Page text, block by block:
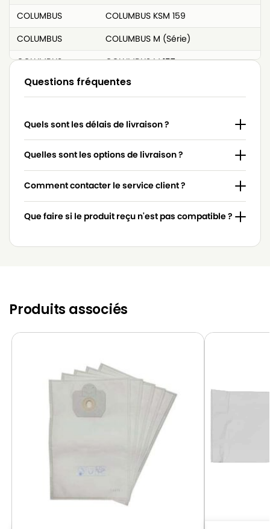
COLUMBUS
COLUMBUS KSM 159
COLUMBUS
COLUMBUS M (Série)
COLUMBUS
COLUMBUS M 157
COLUMBUS
COLUMBUS M 158
COLUMBUS
COLUMBUS P/S
COLUMBUS
COLUMBUS ST 1000
COLUMBUS
COLUMBUS SW 2000
COLUMBUS
COLUMBUS SW 3000
COLUMBUS
COLUMBUS SW 50
Questions fréquentes
Quels sont les délais de livraison ?
Quelles sont les options de livraison ?
Comment contacter le service client ?
Que faire si le produit reçu n'est pas compatible ?
Produits associés